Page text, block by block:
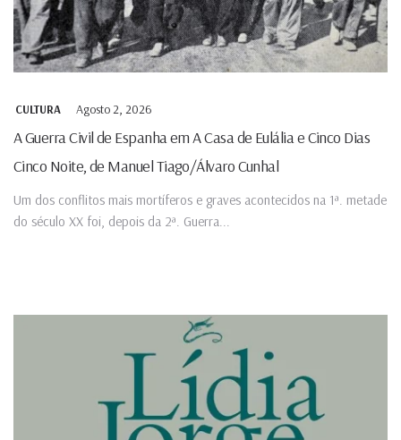
CULTURA Agosto 2, 2026
A Guerra Civil de Espanha em A Casa de Eulália e Cinco Dias
Cinco Noite, de Manuel Tiago/Álvaro Cunhal
Um dos conflitos mais mortíferos e graves acontecidos na 1ª. metade
do século XX foi, depois da 2ª. Guerra...